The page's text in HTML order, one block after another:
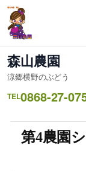
森山農園
涼郷横野のぶどう
TEL0868-27-
第4農園